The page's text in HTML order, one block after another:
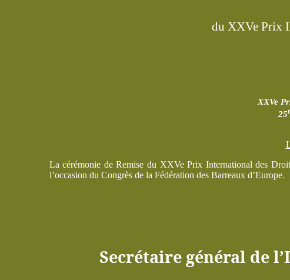
du XXVe Prix
XXVe
25
La cérémonie de Remise du XXVe Prix International des
l’occasion du Congrès de la Fédération des Barreaux d’Europe.
Secrétaire général de